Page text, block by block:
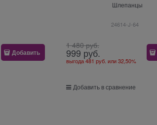
Добавить
Шлепанцы
24614-J-64
1 480 руб.
999 руб.
выгода481 руб. или32,50%
Добавить в сравнение